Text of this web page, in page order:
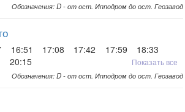
Обозначения: D - от ост. Ипподром до ост. Геозавод
16:51 17:08 17:42 17:59
18:33
20:15 Показать все
Обозначения: D - от ост. Ипподром до ост. Геозавод